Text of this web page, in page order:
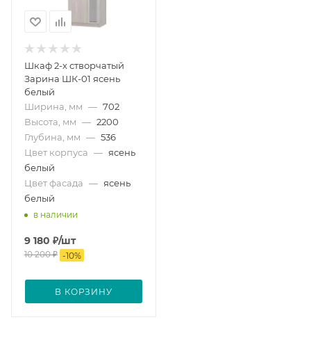
Шкаф 2-х створчатый
Зарина ШК-01 ясень
белый
Ширина, мм — 702
Высота, мм — 2200
Глубина, мм — 536
Цвет корпуса — ясень
белый
Цвет фасада — ясень
белый
в наличии
9 180 ₽/шт
10 200₽ -10%
В КОРЗИНУ